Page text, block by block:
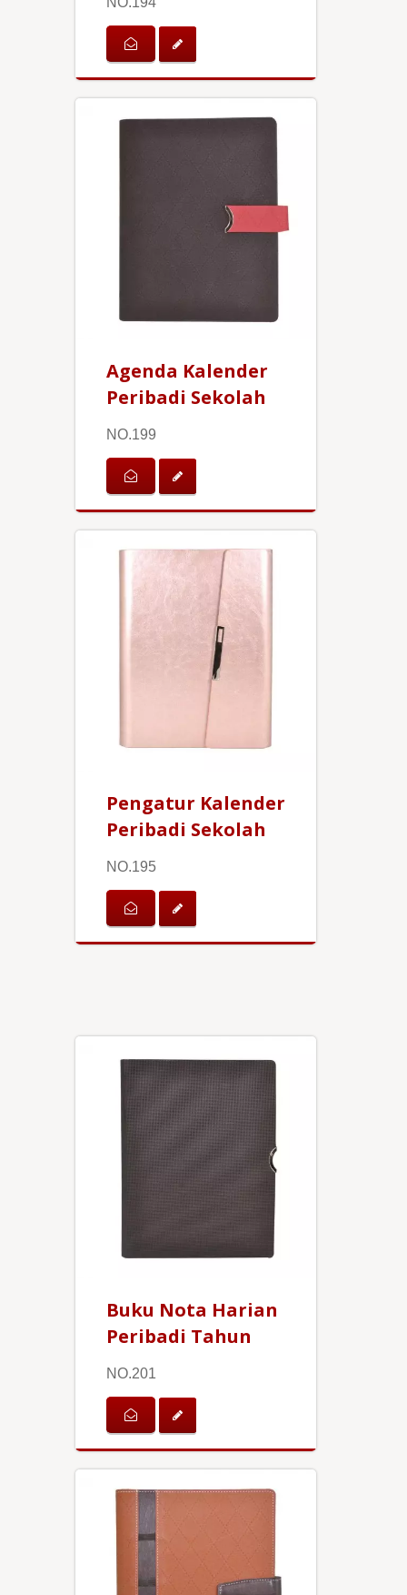
Agenda Kalender
Peribadi Sekolah
NO.199
Pengatur Kalender
Peribadi Sekolah
NO.195
Buku Nota Harian
Peribadi Tahun
NO.201